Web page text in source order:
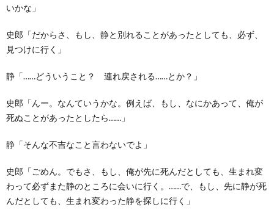
いかな」
史郎「だからさ、もし、静と別れることがあったとしても、必ず、
見つけに行く」
静「……どういうこと？ 連れ戻される……とか？」
史郎「んー。なんていうかな。例えば、もし、なにかあって、俺が
死ぬことがあったとしたら……」
静「そんな不吉なこと言わないでよ」
史郎「ごめん。でもさ、もし、俺が先に死んだとしても、生まれ変
わって必ずまた静のところに会いに行く。……で、もし、先に静が死
んだとしても、生まれ変わった静を探しに行く」